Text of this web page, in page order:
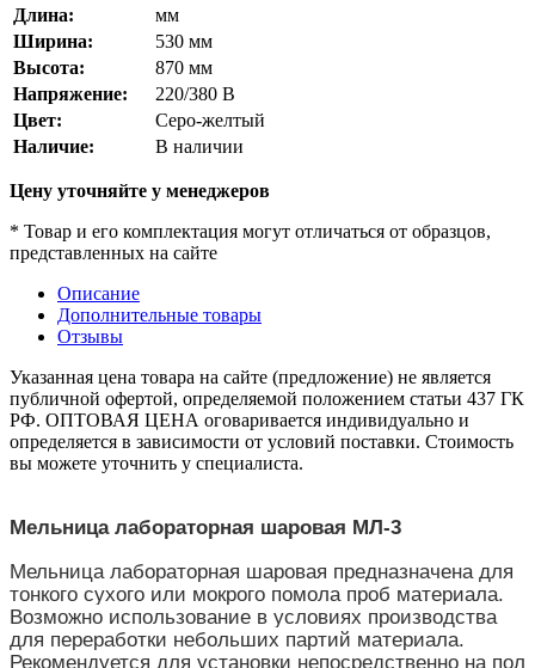
Длина:
мм
Ширина:
530 мм
Высота:
870 мм
Напряжение:
220/380 В
Цвет:
Серо-желтый
Наличие:
В наличии
Цену уточняйте у менеджеров
* Товар и его комплектация могут отличаться от образцов,
представленных на сайте
Описание
Дополнительные товары
Отзывы
Указанная цена товара на сайте (предложение) не является
публичной офертой, определяемой положением статьи 437 ГК
РФ. ОПТОВАЯ ЦЕНА оговаривается индивидуально и
определяется в зависимости от условий поставки. Стоимость
вы можете уточнить у специалиста.
Мельница лабораторная шаровая МЛ-3
Мельница лабораторная шаровая предназначена для
тонкого сухого или мокрого помола проб материала.
Возможно использование в условиях производства
для переработки небольших партий материала.
Рекомендуется для установки непосредственно на пол